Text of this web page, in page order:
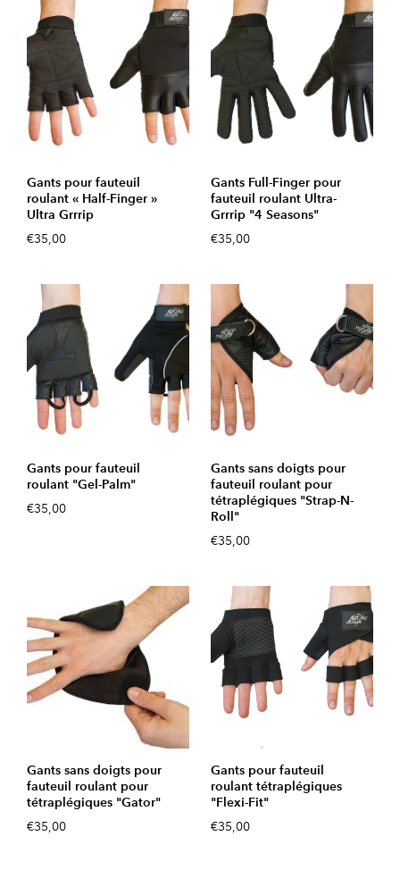
Gants pour fauteuil
roulant « Half-Finger »
Ultra Grrrip
€35,00
Gants Full-Finger pour
fauteuil roulant Ultra-
Grrrip "4 Seasons"
€35,00
Gants pour fauteuil
roulant "Gel-Palm"
€35,00
Gants sans doigts pour
fauteuil roulant pour
tétraplégiques "Strap-N-
Roll"
€35,00
Gants sans doigts pour
fauteuil roulant pour
tétraplégiques "Gator"
€35,00
Gants pour fauteuil
roulant tétraplégiques
"Flexi-Fit"
€35,00